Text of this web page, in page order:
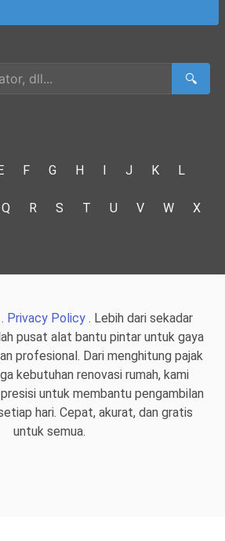
🔍
F G H I J K L
Q R S T U V W X
Privacy Policy. Lebih dari sekadar
pusat alat bantu pintar untuk gaya
profesional. Dari menghitung pajak
kebutuhan renovasi rumah, kami
untuk membantu pengambilan
hari. Cepat, akurat, dan gratis
untuk semua.